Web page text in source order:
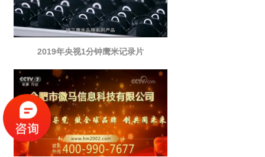
2019年央视1分钟鹰米记录片